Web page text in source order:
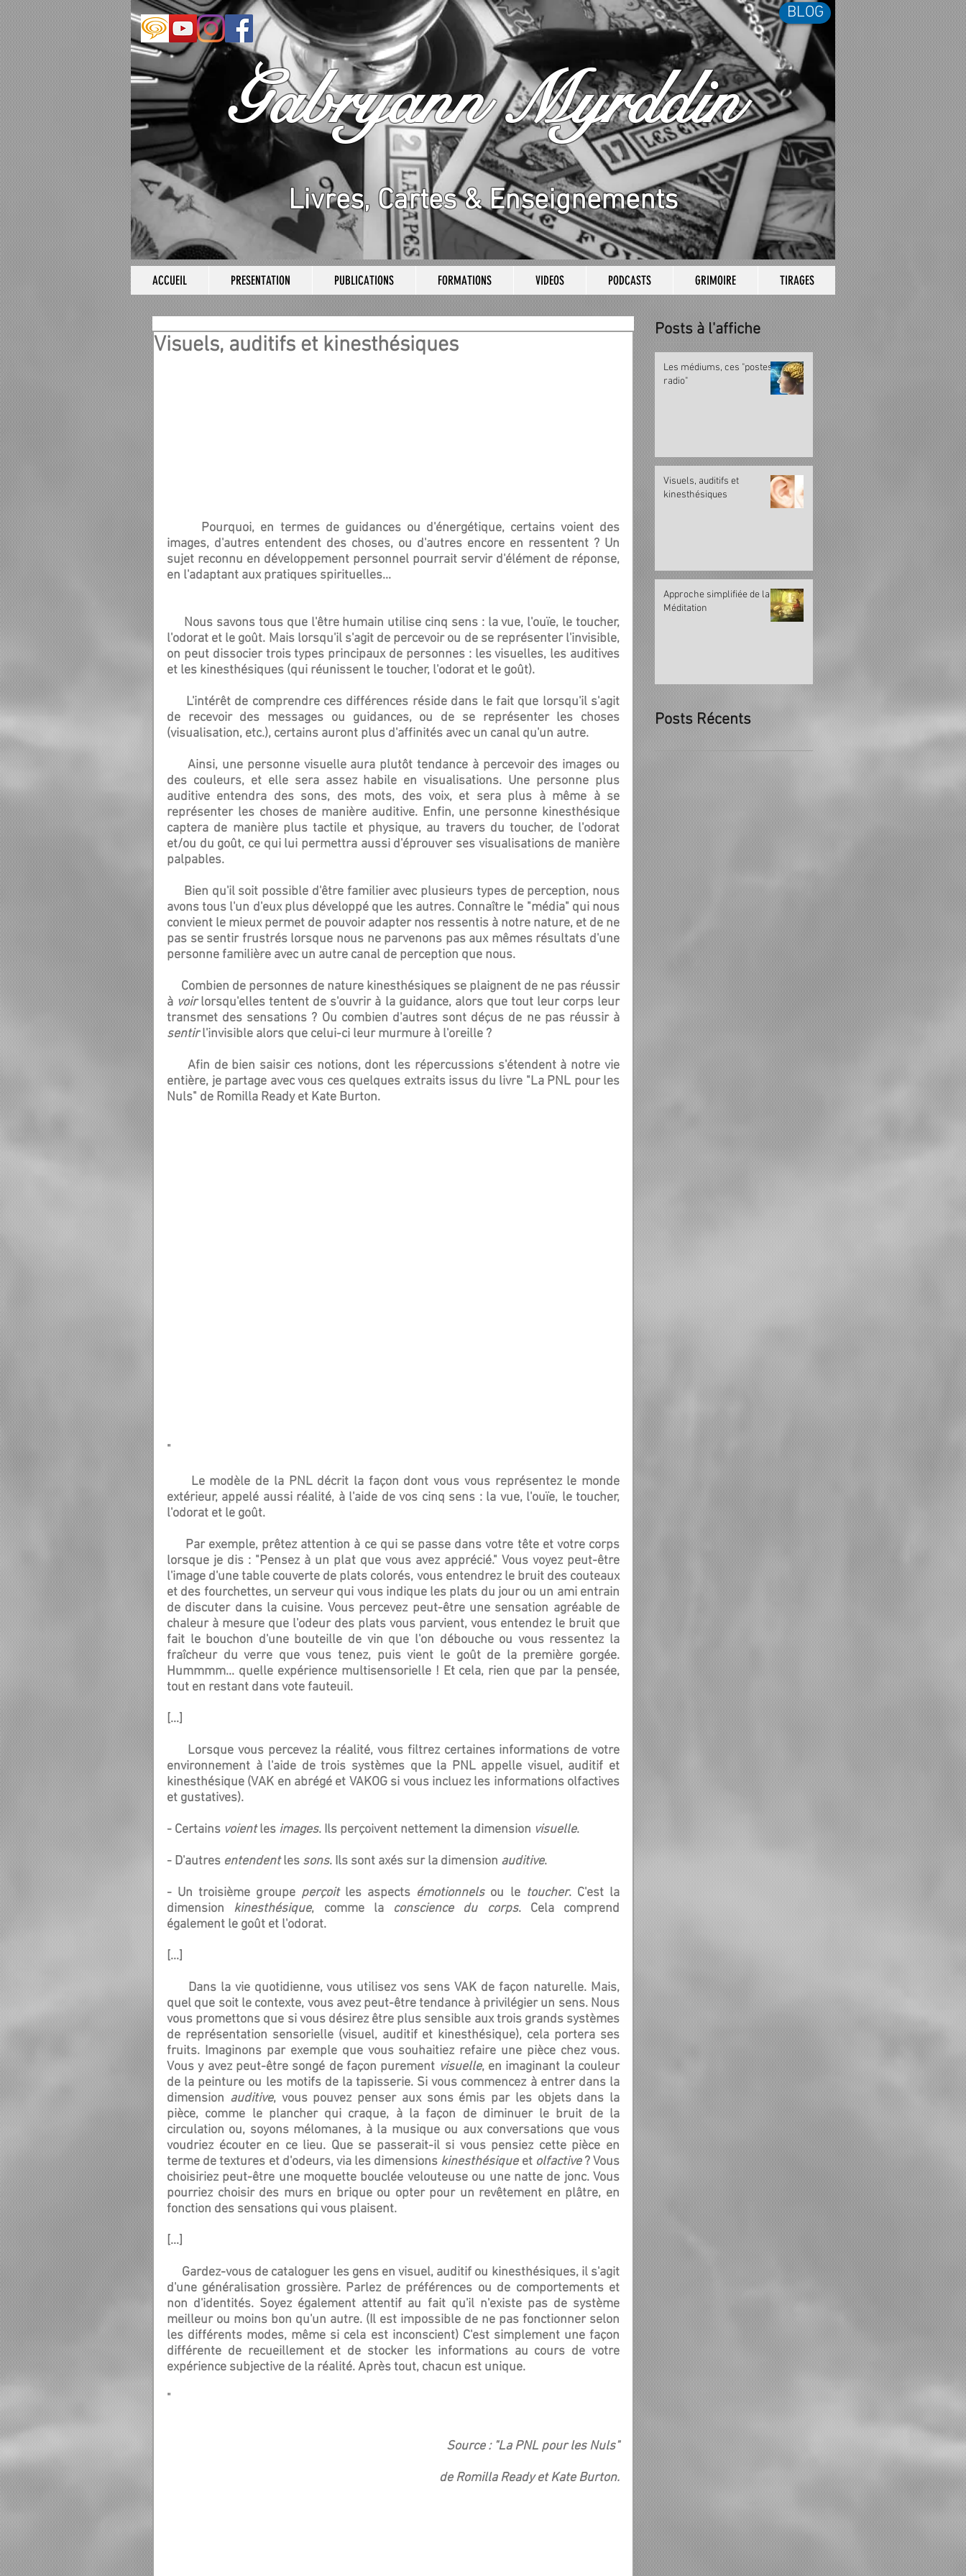
BLOG
Gabryann Myrddin
Livres, Cartes & Enseignements
ACCUEIL PRESENTATION PUBLICATIONS FORMATIONS VIDEOS PODCASTS GRIMOIRE TIRAGES
Visuels, auditifs et kinesthésiques
images, d'autres entendent des choses, ou d'autres encore en ressentent ? Un
sujet reconnu en développement personnel pourrait servir d'élément de réponse,
en l'adaptant aux pratiques spirituelles...
l'odorat et le goût. Mais lorsqu'il s'agit de percevoir ou de se représenter l'invisible,
on peut dissocier trois types principaux de personnes : les visuelles, les auditives
et les kinesthésiques (qui réunissent le toucher, l'odorat et le goût).
de recevoir des messages ou guidances, ou de se représenter les choses
(visualisation, etc.), certains auront plus d'affinités avec un canal qu'un autre.
     Ainsi, une personne visuelle aura plutôt tendance à percevoir des images ou
des couleurs, et elle sera assez habile en visualisations. Une personne plus
auditive entendra des sons, des mots, des voix, et sera plus à même à se
représenter les choses de manière auditive. Enfin, une personne kinesthésique
captera de manière plus tactile et physique, au travers du toucher, de l'odorat
et/ou du goût, ce qui lui permettra aussi d'éprouver ses visualisations de manière
palpables.
avons tous l'un d'eux plus développé que les autres. Connaître le "média" qui nous
convient le mieux permet de pouvoir adapter nos ressentis à notre nature, et de ne
pas se sentir frustrés lorsque nous ne parvenons pas aux mêmes résultats d'une
personne familière avec un autre canal de perception que nous.
à voir lorsqu'elles tentent de s'ouvrir à la guidance, alors que tout leur corps leur
sentir l'invisible alors que celui-ci leur murmure à l'oreille ?
entière, je partage avec vous ces quelques extraits issus du livre "La PNL pour les
Nuls" de Romilla Ready et Kate Burton.
"
extérieur, appelé aussi réalité, à l'aide de vos cinq sens : la vue, l'ouïe, le toucher,
l'odorat et le goût.
lorsque je dis : "Pensez à un plat que vous avez apprécié." Vous voyez peut-être
l'image d'une table couverte de plats colorés, vous entendrez le bruit des couteaux
et des fourchettes, un serveur qui vous indique les plats du jour ou un ami entrain
de discuter dans la cuisine. Vous percevez peut-être une sensation agréable de
chaleur à mesure que l'odeur des plats vous parvient, vous entendez le bruit que
fait le bouchon d'une bouteille de vin que l'on débouche ou vous ressentez la
fraîcheur du verre que vous tenez, puis vient le goût de la première gorgée.
Hummmm... quelle expérience multisensorielle ! Et cela, rien que par la pensée,
tout en restant dans vote fauteuil.
[...]
environnement à l'aide de trois systèmes que la PNL appelle visuel, auditif et
kinesthésique (VAK en abrégé et VAKOG si vous incluez les informations olfactives
et gustatives).
- Certains voient les images. Ils perçoivent nettement la dimension visuelle.
- D'autres entendent les sons. Ils sont axés sur la dimension auditive.
- Un troisième groupe perçoit les aspects émotionnels ou le toucher. C'est la
dimension kinesthésique, comme la conscience du corps. Cela comprend
également le goût et l'odorat.
[...]
quel que soit le contexte, vous avez peut-être tendance à privilégier un sens. Nous
vous promettons que si vous désirez être plus sensible aux trois grands systèmes
de représentation sensorielle (visuel, auditif et kinesthésique), cela portera ses
fruits. Imaginons par exemple que vous souhaitiez refaire une pièce chez vous.
Vous y avez peut-être songé de façon purement visuelle, en imaginant la couleur
de la peinture ou les motifs de la tapisserie. Si vous commencez à entrer dans la
dimension auditive, vous pouvez penser aux sons émis par les objets dans la
pièce, comme le plancher qui craque, à la façon de diminuer le bruit de la
circulation ou, soyons mélomanes, à la musique ou aux conversations que vous
voudriez écouter en ce lieu. Que se passerait-il si vous pensiez cette pièce en
terme de textures et d'odeurs, via les dimensions kinesthésique et olfactive ? Vous
choisiriez peut-être une moquette bouclée velouteuse ou une natte de jonc. Vous
pourriez choisir des murs en brique ou opter pour un revêtement en plâtre, en
fonction des sensations qui vous plaisent.
[...]
d'une généralisation grossière. Parlez de préférences ou de comportements et
non d'identités. Soyez également attentif au fait qu'il n'existe pas de système
meilleur ou moins bon qu'un autre. (Il est impossible de ne pas fonctionner selon
les différents modes, même si cela est inconscient) C'est simplement une façon
différente de recueillement et de stocker les informations au cours de votre
expérience subjective de la réalité. Après tout, chacun est unique.
"
Source : "La PNL pour les Nuls"
de Romilla Ready et Kate Burton.
Posts à l'affiche
Les médiums, ces "postes
radio"
Visuels, auditifs et
kinesthésiques
Approche simplifiée de la
Méditation
Posts Récents